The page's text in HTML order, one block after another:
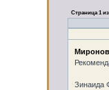
Страница1из
Зинаида